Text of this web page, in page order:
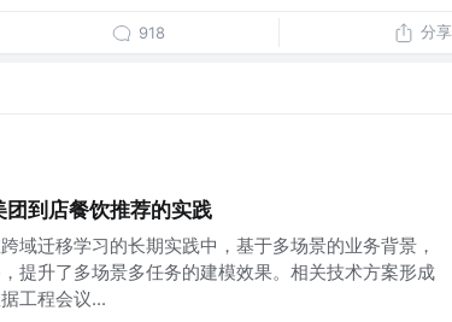
918 分享
到店餐饮推荐的实践
域迁移学习的长期实践中，基于多场景的业务背景，
提升了多场景多任务的建模效果。相关技术方案形成
工程会议...